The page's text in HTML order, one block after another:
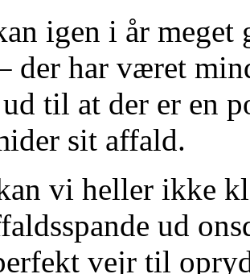
igen i år meget
der har været
ud til at der er en
sit affald.
vi heller ikke
ud
vejr til